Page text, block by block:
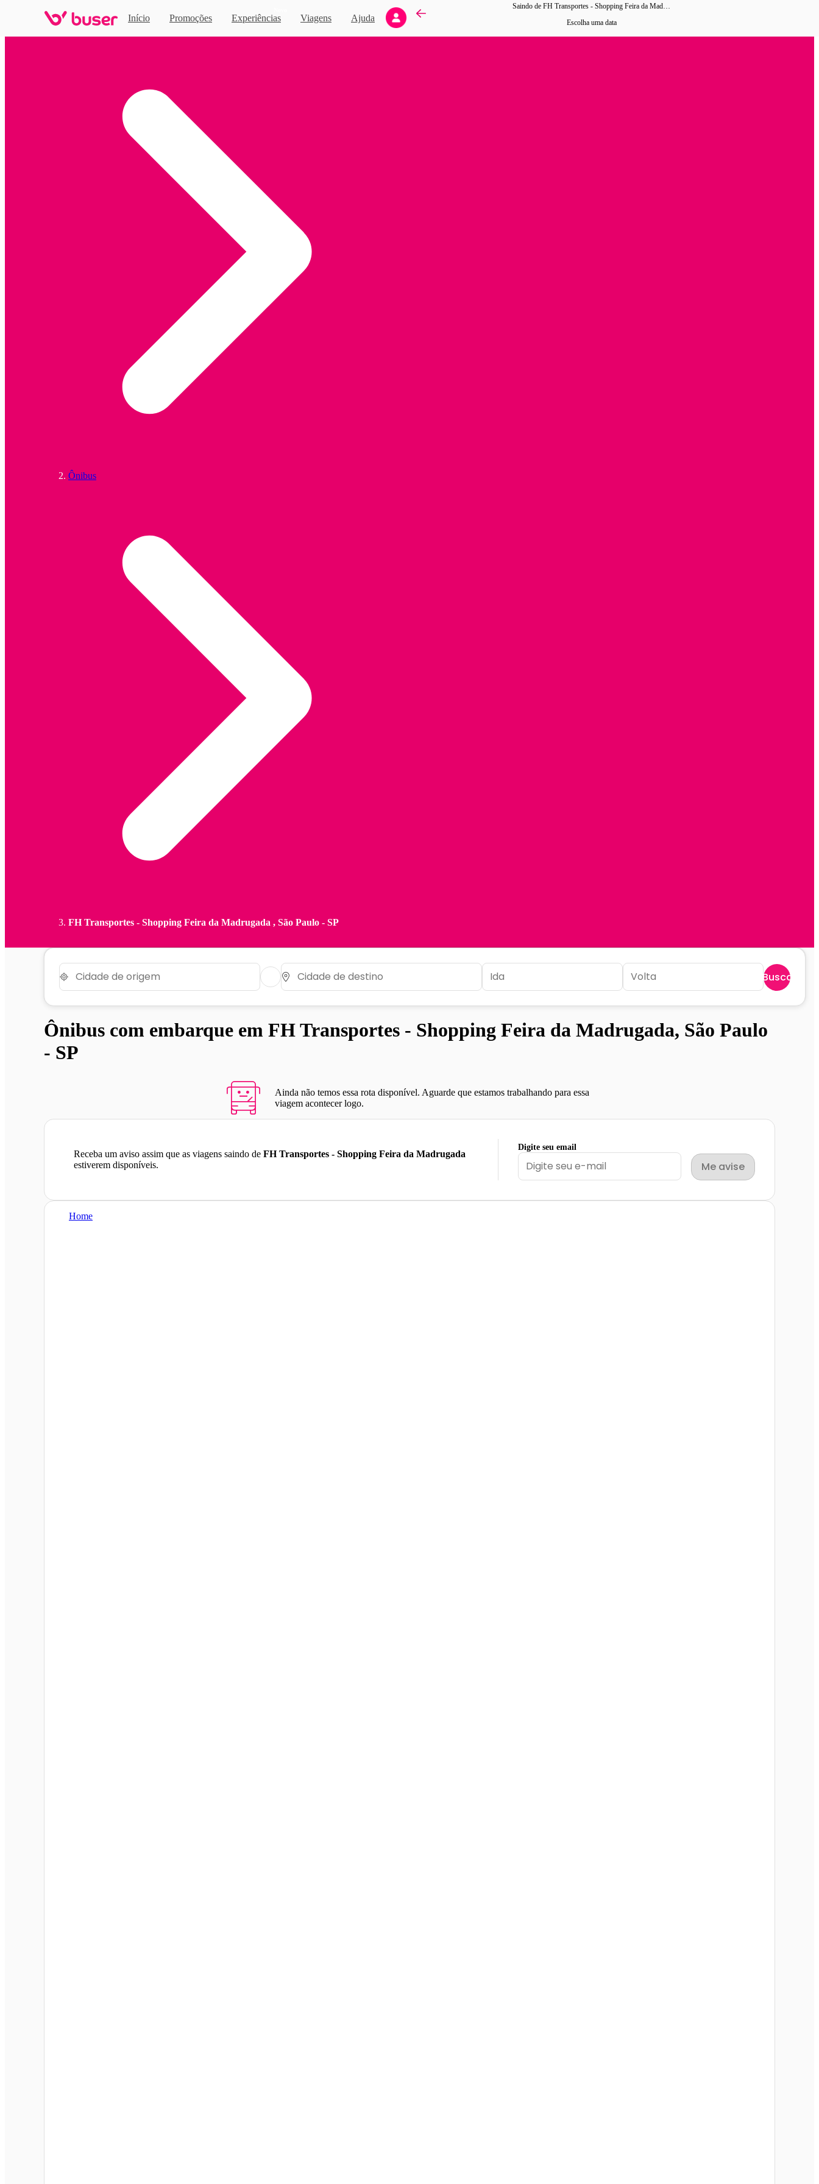
Início Promoções Experiências Viagens Ajuda
Saindo de FH Transportes - Shopping Feira da Madrugada
Escolha uma data
Ônibus
FH Transportes - Shopping Feira da Madrugada , São Paulo - SP
Buscar
Ônibus com embarque em FH Transportes - Shopping Feira da Madrugada, São Paulo
- SP
Ainda não temos essa rota disponível. Aguarde que estamos trabalhando para essa
viagem acontecer logo.
Receba um aviso assim que as viagens saindo de FH Transportes - Shopping Feira da Madrugada
estiverem disponíveis.
Digite seu email
Me avise
Home